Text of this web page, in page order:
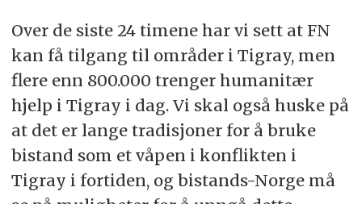
Over de siste 24 timene har vi sett at FN
kan få tilgang til områder i Tigray, men
flere enn 800.000 trenger humanitær
hjelp i Tigray i dag. Vi skal også huske på
at det er lange tradisjoner for å bruke
bistand som et våpen i konflikten i
Tigray i fortiden, og bistands-Norge må